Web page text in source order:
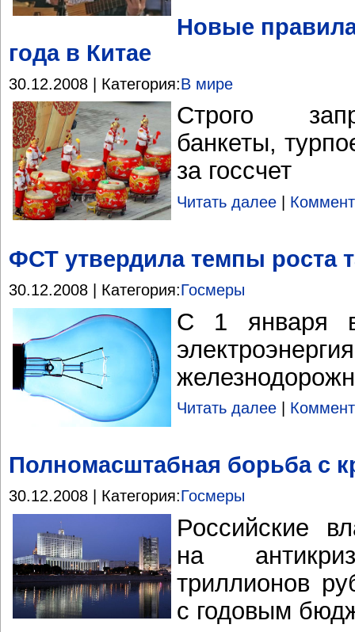
Новые
года в Китае
30.12.2008 | Категория:В мире
Строго
банкеты,
за госсчет
Читать далее
ФСТ утвердила темпы роста
30.12.2008 | Категория:Госмеры
С 1 января в
Читать далее
Полномасштабная борьба с
30.12.2008 | Категория:Госмеры
Российские
на
триллионов
с годовым